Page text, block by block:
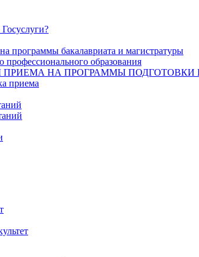
программы бакалавриата и магистратуры
образования
НА ПРОГРАММЫ ПОДГОТОВКИ
приема